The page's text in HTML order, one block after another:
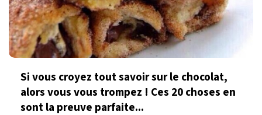
Si vous croyez tout savoir sur le chocolat,
alors vous vous trompez ! Ces 20 choses en
sont la preuve parfaite...